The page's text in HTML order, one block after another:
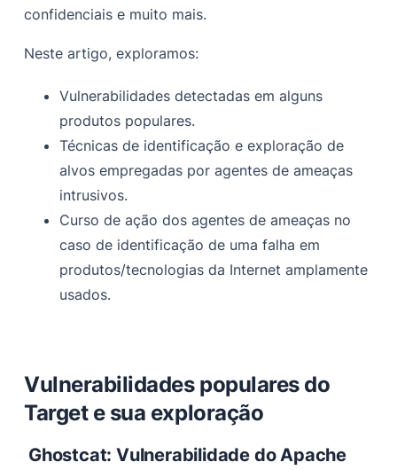
Como os adversários exploram as vulnerabilidades?
Etapas envolvidas na exploração da vulnerabilidade
Caça ao alvo
Porto
Subdomínio
Conteúdo/URL indexado
confidenciais e muito mais.
Neste artigo, exploramos:
Vulnerabilidades detectadas em alguns
produtos populares.
Técnicas de identificação e exploração de
alvos empregadas por agentes de ameaças
intrusivos.
Curso de ação dos agentes de ameaças no
caso de identificação de uma falha em
produtos/tecnologias da Internet amplamente
usados.
Vulnerabilidades populares do
Target e sua exploração
Ghostcat: Vulnerabilidade do Apache